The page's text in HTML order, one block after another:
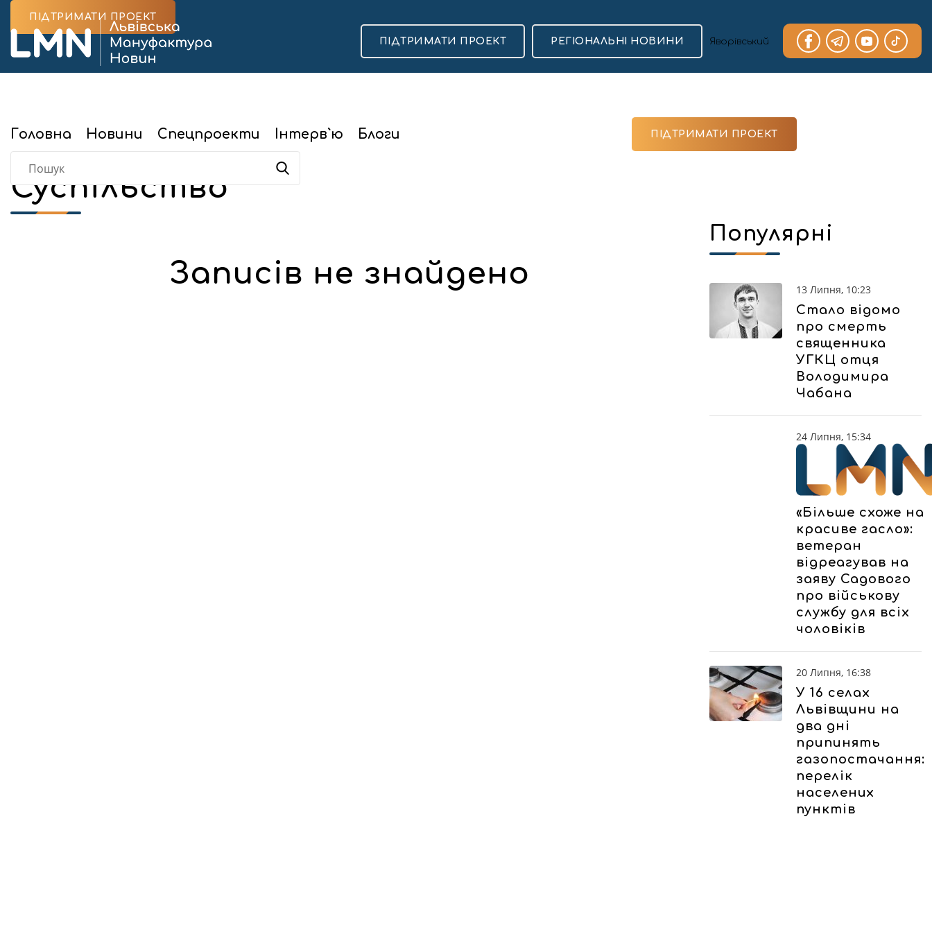
ПІДТРИМАТИ ПРОЕКТ
Головна Новини Спецпроекти Інтерв`ю Блоги ПІДТРИМАТИ ПРОЕКТ
ПІДТРИМАТИ ПРОЕКТ РЕГІОНАЛЬНІ НОВИНИ
Суспільство
Записів не знайдено
Популярні
13 Липня, 10:23
Стало відомо
про смерть
священника
УГКЦ отця
Володимира
Чабана
24 Липня, 15:34
«Більше схоже на
красиве гасло»:
ветеран
відреагував на
заяву Садового
про військову
службу для всіх
чоловіків
20 Липня, 16:38
У 16 селах
Львівщини на
два дні
припинять
газопостачання:
перелік
населених
пунктів